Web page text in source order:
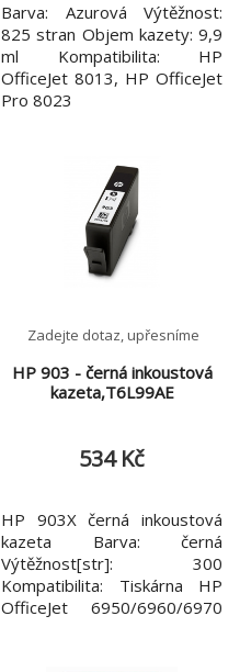
Barva: Azurová Výtěžnost:
825 stran Objem kazety: 9,9
ml Kompatibilita: HP
OfficeJet 8013, HP OfficeJet
Pro 8023
HP 903 - černá inkoustová
kazeta,T6L99AE
Zadejte dotaz, upřesníme
534 Kč
HP 903X černá inkoustová
kazeta Barva: černá
Výtěžnost[str]: 300
Kompatibilita: Tiskárna HP
OfficeJet 6950/6960/6970